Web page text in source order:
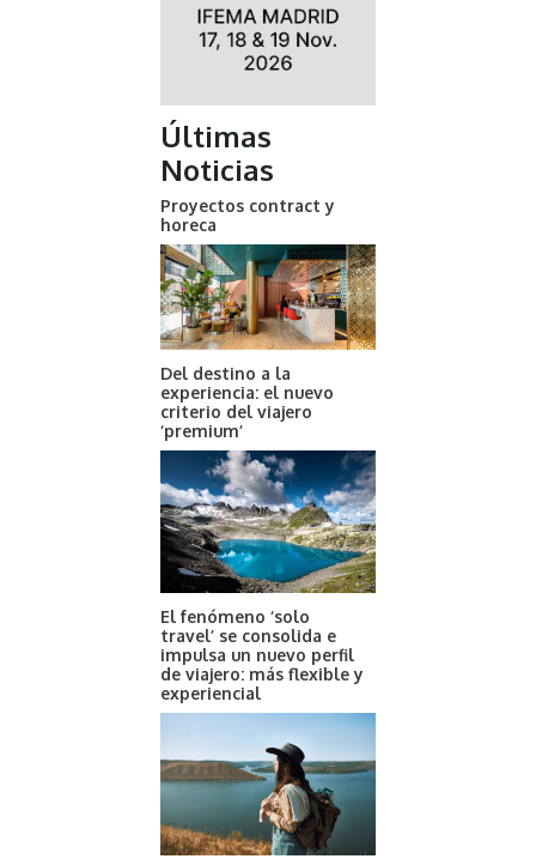
Últimas
Noticias
Proyectos contract y
horeca
Del destino a la
experiencia: el nuevo
criterio del viajero
‘premium’
El fenómeno ‘solo
travel’ se consolida e
impulsa un nuevo perfil
de viajero: más flexible y
experiencial